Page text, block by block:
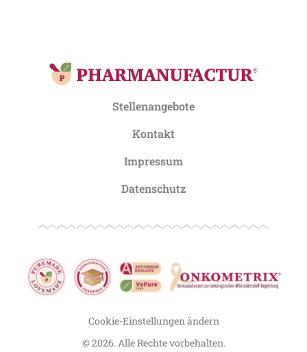
Stellenangebote
Kontakt
Impressum
Datenschutz
Cookie-Einstellungen ändern
© 2026. Alle Rechte vorbehalten.